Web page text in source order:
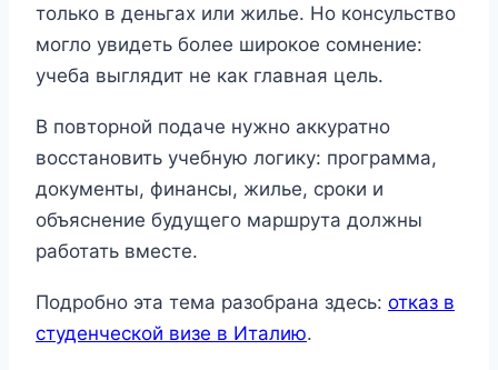
только в деньгах или жилье. Но консульство
могло увидеть более широкое сомнение:
учеба выглядит не как главная цель.
В повторной подаче нужно аккуратно
восстановить учебную логику: программа,
документы, финансы, жилье, сроки и
объяснение будущего маршрута должны
работать вместе.
Подробно эта тема разобрана здесь: отказ в
студенческой визе в Италию.